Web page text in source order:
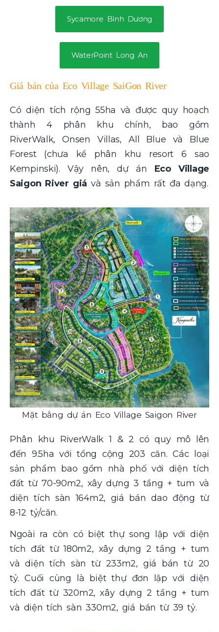
Sycamore Bình Dương
WaterPoint Long An
Giá bán của Eco Village SaiGon River
Có diện tích rộng 55ha và được quy hoạch
thành 4 phân khu chính, bao gồm
RiverWalk, Onsen Villas, All Blue và Blue
Forest (chưa kể phân khu resort 6 sao
Kempinski). Vậy nên, dự án Eco Village
Saigon River giá và sản phẩm rất đa dạng.
Mặt bằng dự án Eco Village Saigon River
Phân khu RiverWalk 1 & 2 có quy mô lên
đến 9.5ha với tổng cộng 203 căn. Các loại
sản phẩm bao gồm nhà phố với diện tích
đất từ 70-90m2, xây dựng 3 tầng + tum và
diện tích sàn 164m2, giá bán dao động từ
8-12 tỷ/căn.
Ngoài ra còn có biệt thự song lập với diện
tích đất từ 180m2, xây dựng 2 tầng + tum
và diện tích sàn từ 233m2, giá bán từ 20
tỷ. Cuối cùng là biệt thự đơn lập với diện
tích đất từ 320m2, xây dựng 2 tầng + tum
và diện tích sàn 330m2, giá bán từ 39 tỷ.